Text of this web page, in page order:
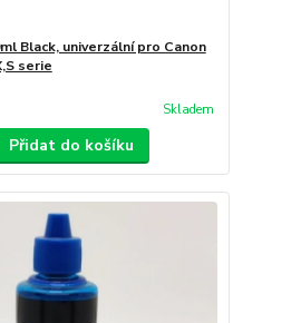
Black, univerzální pro Canon
serie
Skladem
Přidat do košíku